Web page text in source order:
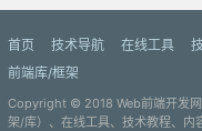
首页 技术导航 在线工具
前端库/框架